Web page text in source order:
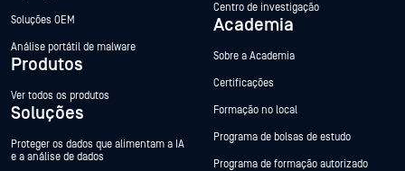
Soluções OEM
Análise portátil de malware
Produtos
Ver todos os produtos
Soluções
Proteger os dados que alimentam a IA
e a análise de dados
Centro de investigação
Academia
Sobre a Academia
Certificações
Formação no local
Programa de bolsas de estudo
Programa de formação autorizado